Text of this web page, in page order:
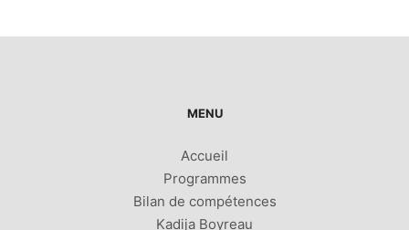
MENU
Accueil
Programmes
Bilan de compétences
Kadija Boyreau